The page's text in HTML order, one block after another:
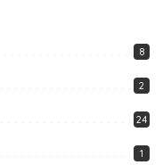
8
2
24
1